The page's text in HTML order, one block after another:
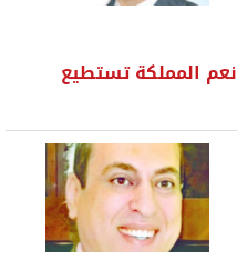
نعم المملكة تستطيع